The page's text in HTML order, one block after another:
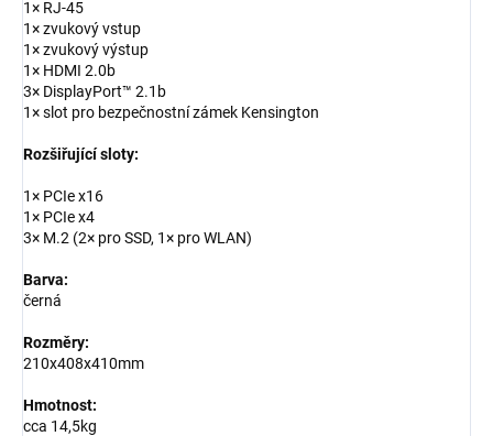
1× RJ-45
1× zvukový vstup
1× zvukový výstup
1× HDMI 2.0b
3× DisplayPort™ 2.1b
1× slot pro bezpečnostní zámek Kensington
Rozšiřující sloty:
1× PCIe x16
1× PCIe x4
3× M.2 (2× pro SSD, 1× pro WLAN)
Barva:
černá
Rozměry:
210x408x410mm
Hmotnost:
cca 14,5kg